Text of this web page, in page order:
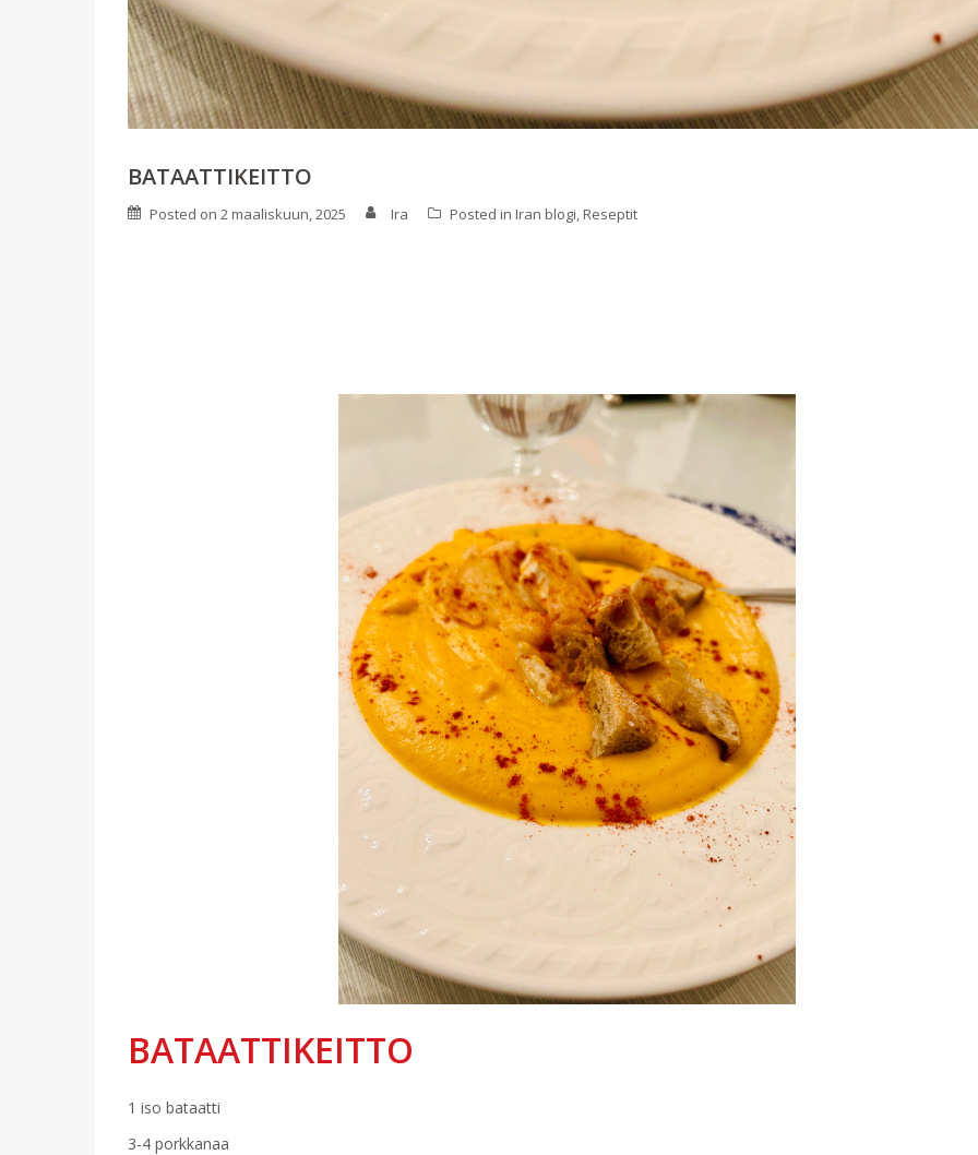
BATAATTIKEITTO
Posted on 2 maaliskuun, 2025 Ira Posted in Iran blogi, Reseptit
BATAATTIKEITTO
1 iso bataatti
3-4 porkkanaa